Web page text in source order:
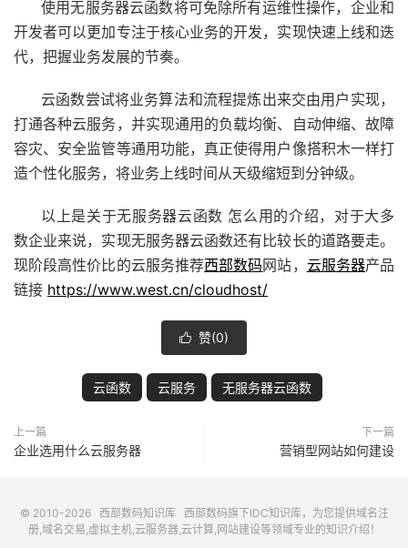
使用无服务器云函数将可免除所有运维性操作，企业和
开发者可以更加专注于核心业务的开发，实现快速上线和迭
代，把握业务发展的节奏。
云函数尝试将业务算法和流程提炼出来交由用户实现，
打通各种云服务，并实现通用的负载均衡、自动伸缩、故障
容灾、安全监管等通用功能，真正使得用户像搭积木一样打
造个性化服务，将业务上线时间从天级缩短到分钟级。
以上是关于无服务器云函数 怎么用的介绍，对于大多
数企业来说，实现无服务器云函数还有比较长的道路要走。
现阶段高性价比的云服务推荐西部数码网站， 云服务器产品
链接 https://www.west.cn/cloudhost/
 赞(0)
云函数 云服务 无服务器云函数
上一篇
企业选用什么云服务器
下一篇
营销型网站如何建设
© 2010-2026 西部数码知识库 西部数码旗下IDC知识库，为您提供域名注
册,域名交易,虚拟主机,云服务器,云计算,网站建设等领域专业的知识介绍！